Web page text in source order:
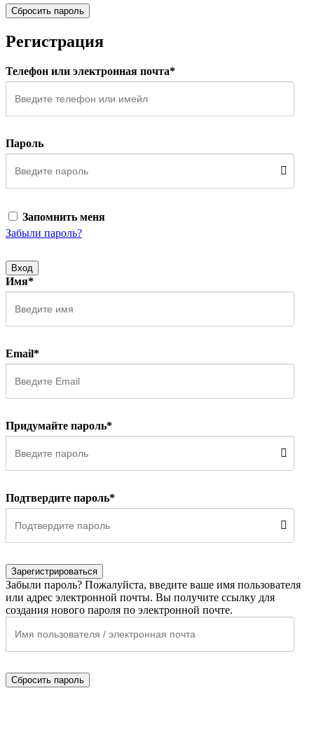
Сбросить пароль
Регистрация
Телефон или электронная почта*
Пароль
Запомнить меня
Забыли пароль?
Вход
Имя*
Email*
Придумайте пароль*
Подтвердите пароль*
Зарегистрироваться
Забыли пароль? Пожалуйста, введите ваше имя пользователя
или адрес электронной почты. Вы получите ссылку для
создания нового пароля по электронной почте.
Сбросить пароль